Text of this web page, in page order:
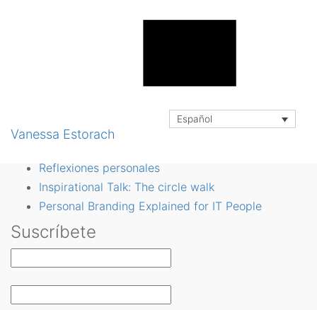
Español
Vanessa Estorach
BuzzWord #2: Cónocete, evita silos y mide
BuzzWord #1: Product Managers, priorizad y
Reflexiones personales
Inspirational Talk: The circle walk
Personal Branding Explained for IT People
Suscríbete